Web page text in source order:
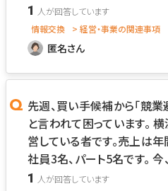
1
情報交換 > 経営・事業の関連事項
匿名さん
先週、買い手候補から「競
と言われて困っています。
営している者です。売上は
社員3名、パート5名です。
1